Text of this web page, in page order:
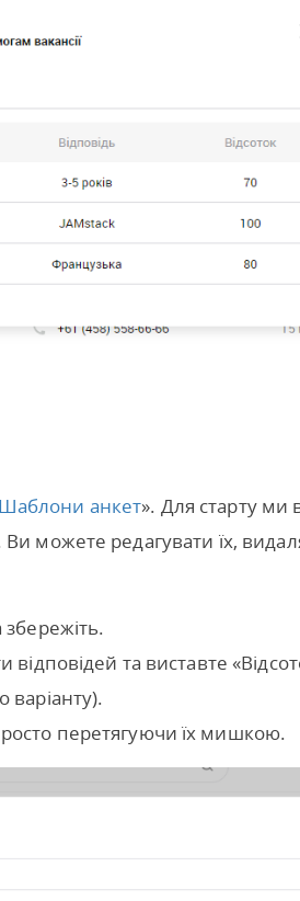
анкет». Для старту ми
Ви можете редагувати їх,
збережіть.
та виставте
варіанту).
перетягуючи їх мишкою.